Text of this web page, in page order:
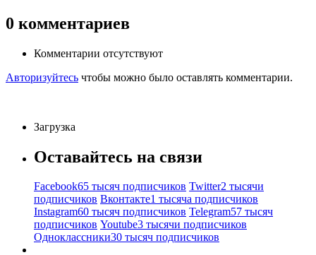
0 комментариев
Комментарии отсутствуют
Авторизуйтесь чтобы можно было оставлять комментарии.
Загрузка
Оставайтесь на связи
Facebook65 тысяч подписчиков Twitter2 тысячи
подписчиков Вконтакте1 тысяча подписчиков
Instagram60 тысяч подписчиков Telegram57 тысяч
подписчиков Youtube3 тысячи подписчиков
Одноклассники30 тысяч подписчиков